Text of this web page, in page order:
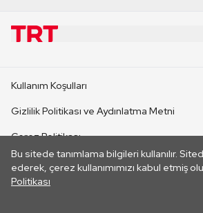
Bu sitede tanımlama bilgileri kullanılır.
ederek, çerez kullanımımızı kabul etmiş
Politikası
CANLI YAYINLAR
Kullanım Koşulları
Gizlilik Politikası ve Aydınlatma Metni
Çerez Politikası
İletişim
Her hakkı saklıdır. ©2026 TRT.